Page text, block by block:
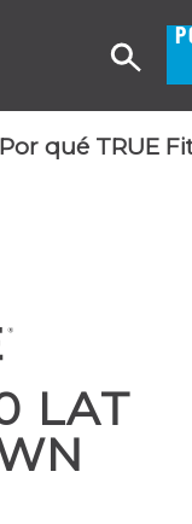
Por qué TRUE
Buscar
LAT